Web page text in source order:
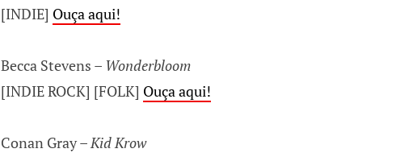
[INDIE] Ouça aqui!
Becca Stevens – Wonderbloom
[INDIE ROCK] [FOLK] Ouça aqui!
Conan Gray –Kid Krow